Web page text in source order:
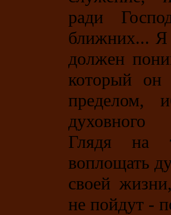
ради
ближних...
должен
который он
пределом,
духовного
Глядя на
воплощать
своей
не пойдут -